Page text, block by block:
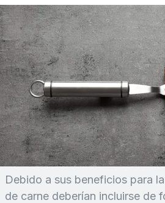
Debido a sus beneficios para
de carne deberían incluirse de